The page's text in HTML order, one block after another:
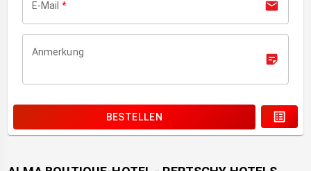
E-Mail *
Anmerkung
BESTELLEN